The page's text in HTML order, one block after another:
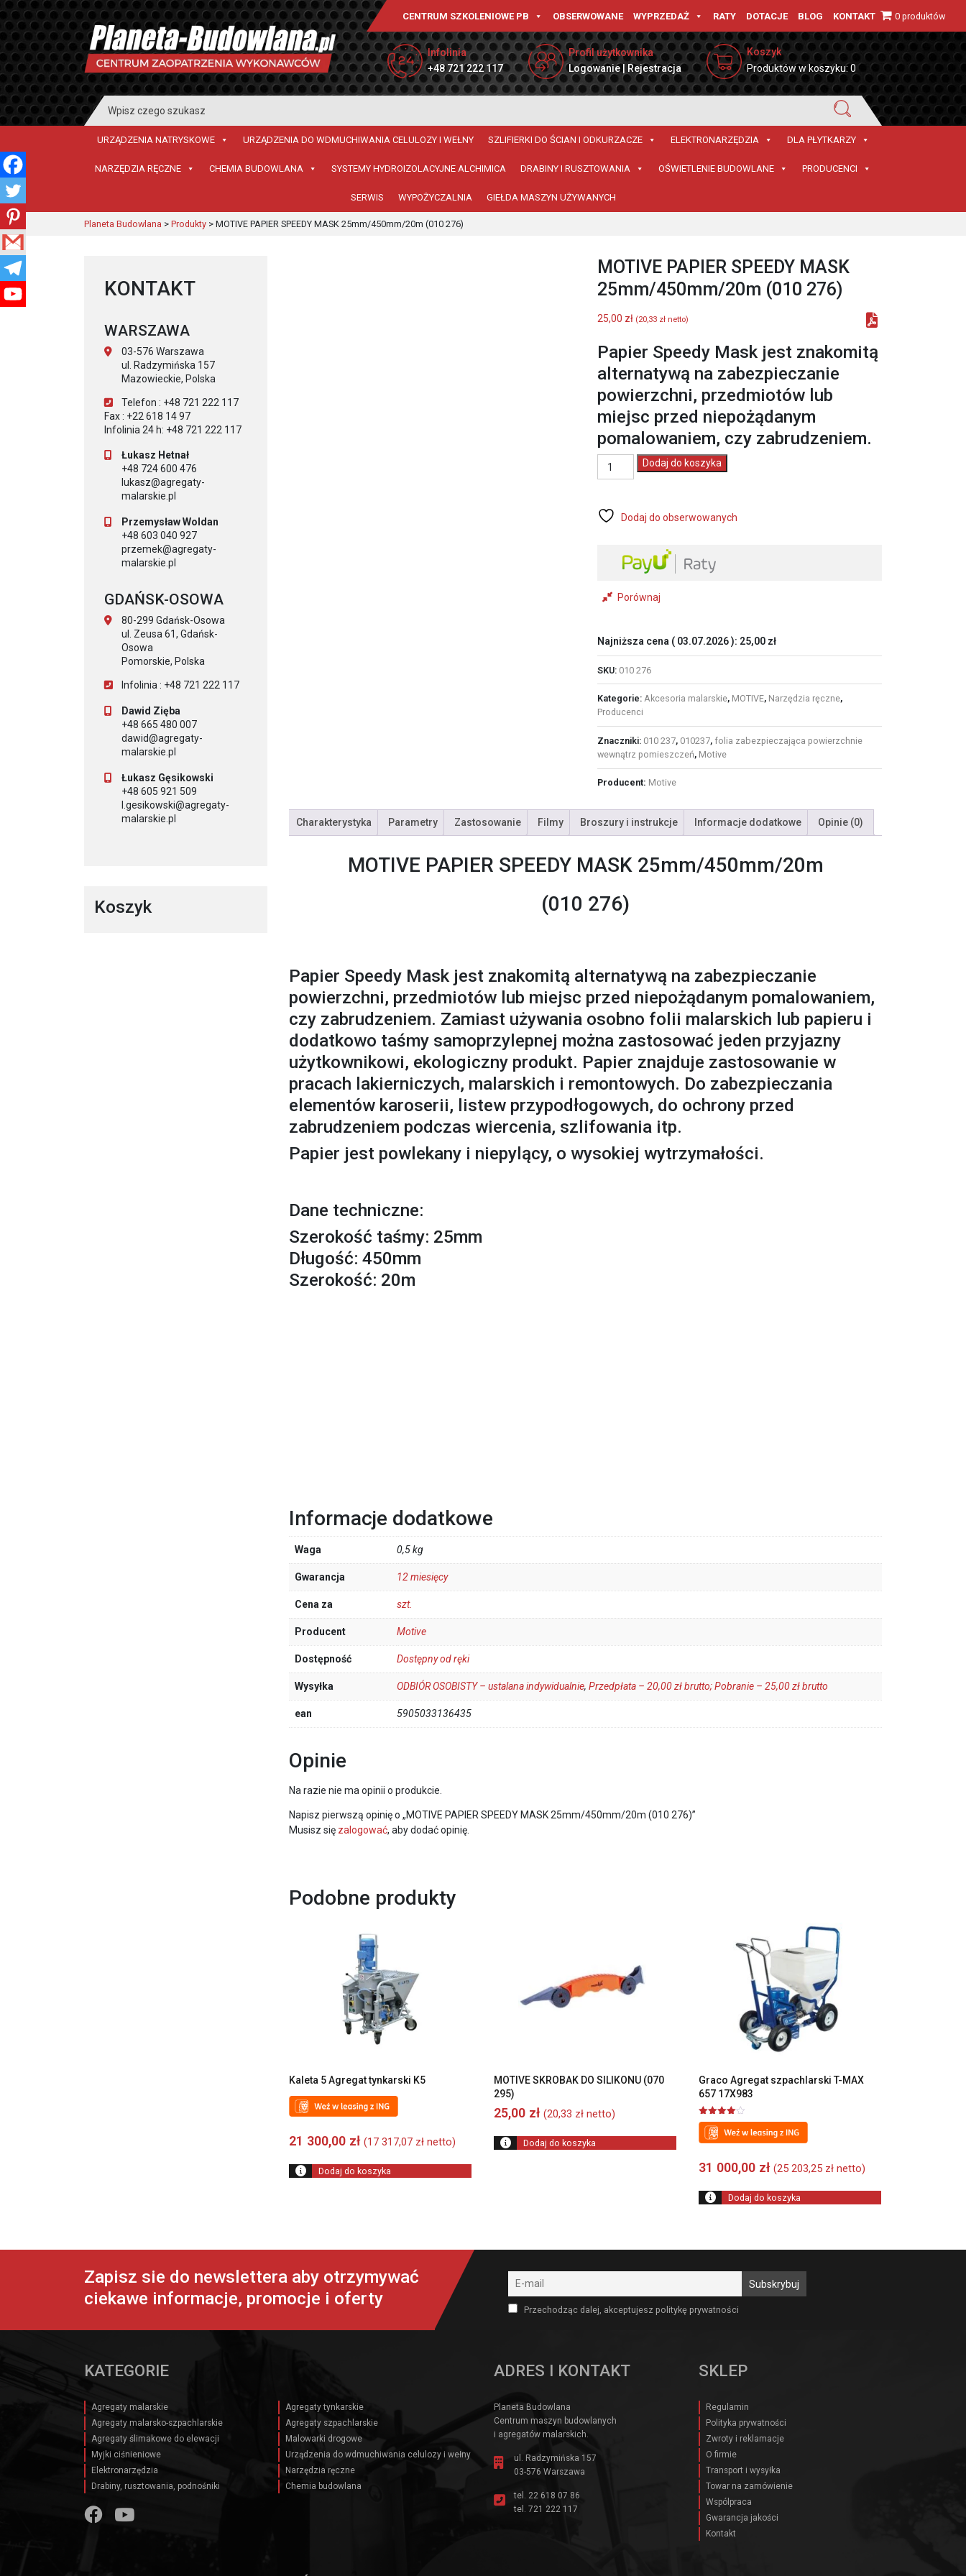
CENTRUM SZKOLENIOWE PB OBSERWOWANE WYPRZEDAŻ RATY DOTACJE BLOG KONTAKT 0 produktów
Infolinia
+48 721 222 117
Profil użytkownika
Logowanie | Rejestracja
Koszyk
Produktów w koszyku: 0
Search
for:
URZĄDZENIA NATRYSKOWE URZĄDZENIA DO WDMUCHIWANIA CELULOZY I WEŁNY SZLIFIERKI DO ŚCIAN I ODKURZACZE ELEKTRONARZĘDZIA DLA PŁYTKARZY
NARZĘDZIA RĘCZNE CHEMIA BUDOWLANA SYSTEMY HYDROIZOLACYJNE ALCHIMICA DRABINY I RUSZTOWANIA OŚWIETLENIE BUDOWLANE PRODUCENCI
SERWIS WYPOŻYCZALNIA GIEŁDA MASZYN UŻYWANYCH
Planeta Budowlana > Produkty > MOTIVE PAPIER SPEEDY MASK 25mm/450mm/20m (010 276)
MOTIVE PAPIER SPEEDY MASK
25mm/450mm/20m (010 276)
25,00 zł (20,33 zł netto)
Papier Speedy Mask jest znakomitą
alternatywą na zabezpieczanie
powierzchni, przedmiotów lub
miejsc przed niepożądanym
pomalowaniem, czy zabrudzeniem.
ilość
MOTIVE
MASK
Dodaj do koszyka
Dodaj do obserwowanych
Porównaj
Najniższa cena ( 03.07.2026): 25,00 zł
SKU: 010 276
Kategorie: Akcesoria malarskie, MOTIVE, Narzędzia ręczne,
Producenci
Znaczniki: 010 237, 010237, folia zabezpieczająca powierzchnie
wewnątrz pomieszczeń, Motive
Producent: Motive
Charakterystyka Parametry Zastosowanie Filmy Broszury i instrukcje Informacje dodatkowe Opinie (0)
MOTIVE PAPIER SPEEDY MASK 25mm/450mm/20m
(010 276)
Papier Speedy Mask jest znakomitą alternatywą na zabezpieczanie
powierzchni, przedmiotów lub miejsc przed niepożądanym pomalowaniem,
czy zabrudzeniem. Zamiast używania osobno folii malarskich lub papieru i
dodatkowo taśmy samoprzylepnej można zastosować jeden przyjazny
użytkownikowi, ekologiczny produkt. Papier znajduje zastosowanie w
pracach lakierniczych, malarskich i remontowych. Do zabezpieczania
elementów karoserii, listew przypodłogowych, do ochrony przed
zabrudzeniem podczas wiercenia, szlifowania itp.
Papier jest powlekany i niepylący, o wysokiej wytrzymałości.
Dane techniczne:
Szerokość taśmy: 25mm
Długość: 450mm
Szerokość: 20m
Informacje dodatkowe
Waga 0,5 kg
Gwarancja 12 miesięcy
Cena za szt.
Producent Motive
Dostępność Dostępny od ręki
Wysyłka ODBIÓR OSOBISTY – ustalana indywidualnie, Przedpłata – 20,00 zł brutto; Pobranie – 25,00 zł brutto
ean 5905033136435
Opinie
Na razie nie ma opinii o produkcie.
Napisz pierwszą opinię o „MOTIVE PAPIER SPEEDY MASK 25mm/450mm/20m (010 276)”
Musisz się zalogować, aby dodać opinię.
Podobne produkty
Kaleta 5 Agregat tynkarski K5
21 300,00 zł (17 317,07 zł netto)
Dodaj do koszyka
MOTIVE SKROBAK DO SILIKONU (070
295)
25,00 zł (20,33 zł netto)
Dodaj do koszyka
Graco Agregat szpachlarski T-MAX
657 17X983
Oceniono
4.00
na 5
31 000,00 zł (25 203,25 zł netto)
Dodaj do koszyka
KONTAKT
WARSZAWA
03-576 Warszawa
ul. Radzymińska 157
Mazowieckie, Polska
Telefon : +48 721 222 117
Fax : +22 618 14 97
Infolinia 24 h: +48 721 222 117
Łukasz Hetnał
+48 724 600 476
lukasz@agregaty-
malarskie.pl
Przemysław Woldan
+48 603 040 927
przemek@agregaty-
malarskie.pl
GDAŃSK-OSOWA
80-299 Gdańsk-Osowa
ul. Zeusa 61, Gdańsk-
Osowa
Pomorskie, Polska
Infolinia : +48 721 222 117
Dawid Zięba
+48 665 480 007
dawid@agregaty-
malarskie.pl
Łukasz Gęsikowski
+48 605 921 509
l.gesikowski@agregaty-
malarskie.pl
Koszyk
Zapisz sie do newslettera aby otrzymywać
ciekawe informacje, promocje i oferty
Przechodząc dalej, akceptujesz politykę prywatności
KATEGORIE
Agregaty malarskie
Agregaty tynkarskie
Agregaty malarsko-szpachlarskie
Agregaty szpachlarskie
Agregaty ślimakowe do elewacji
Malowarki drogowe
Myjki ciśnieniowe
Urządzenia do wdmuchiwania celulozy i wełny
Elektronarzędzia
Narzędzia ręczne
Drabiny, rusztowania, podnośniki
Chemia budowlana
ADRES I KONTAKT
Planeta Budowlana
Centrum maszyn budowlanych
i agregatów malarskich.
ul. Radzymińska 157
03-576 Warszawa
tel. 22 618 07 86
tel. 721 222 117
SKLEP
Regulamin
Polityka prywatności
Zwroty i reklamacje
O firmie
Transport i wysyłka
Towar na zamówienie
Wspólpraca
Gwarancja jakości
Kontakt